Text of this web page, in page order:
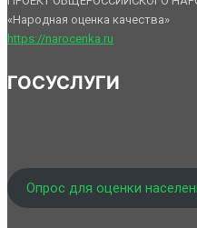
«Народная оценка качества»
https://narocenka.ru
ГОСУСЛУГИ
Опрос для оценки